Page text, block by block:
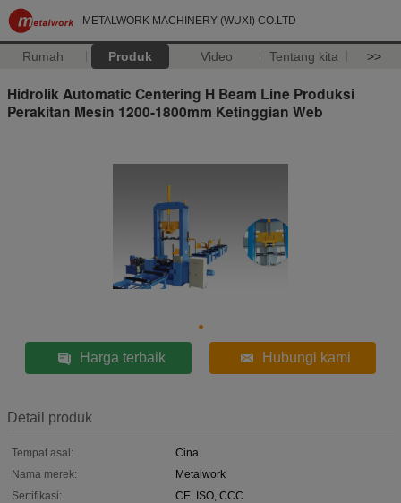
METALWORK MACHINERY (WUXI) CO.LTD
Rumah Produk Video Tentang kita >>
Hidrolik Automatic Centering H Beam Line Produksi
Perakitan Mesin 1200-1800mm Ketinggian Web
Harga terbaik Hubungi kami
Detail produk
Tempat asal:
Cina
Nama merek:
Metalwork
Sertifikasi:
CE, ISO, CCC